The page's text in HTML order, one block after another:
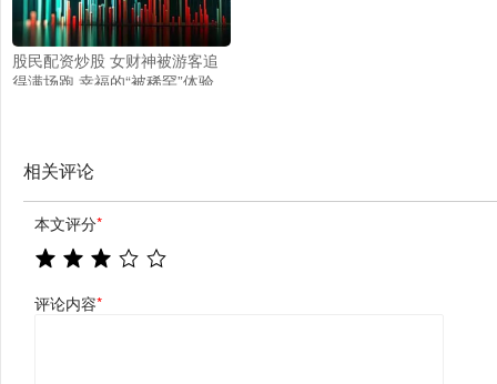
股民配资炒股 女财神被游客追
得满场跑 幸福的“被稀罕”体验
相关评论
本文评分*
评论内容*